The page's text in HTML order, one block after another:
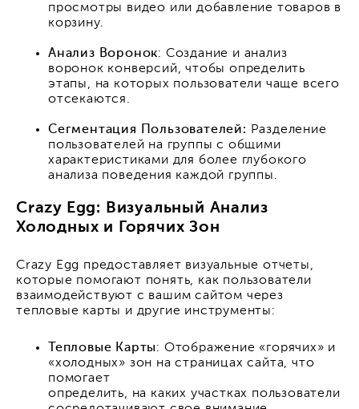
просмотры видео или добавление товаров в
корзину.
Анализ Воронок: Создание и анализ
воронок конверсий, чтобы определить
этапы, на которых пользователи чаще всего
отсекаются.
Сегментация Пользователей: Разделение
пользователей на группы с общими
характеристиками для более глубокого
анализа поведения каждой группы.
Crazy Egg: Визуальный Анализ
Холодных и Горячих Зон
Crazy Egg предоставляет визуальные отчеты,
которые помогают понять, как пользователи
взаимодействуют с вашим сайтом через
тепловые карты и другие инструменты:
Тепловые Карты: Отображение «горячих» и
«холодных» зон на страницах сайта, что
помогает
определить, на каких участках пользователи